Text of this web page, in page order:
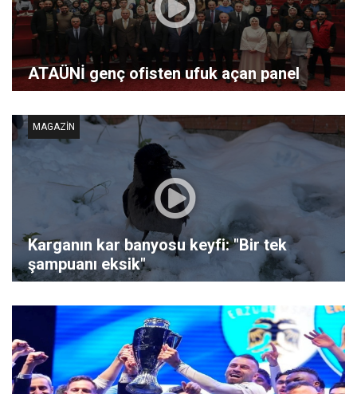
ATAÜNİ genç ofisten ufuk açan panel
Karganın kar banyosu keyfi: "Bir tek
şampuanı eksik"
MAGAZIN